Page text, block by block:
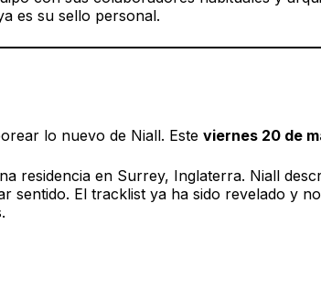
es su sello personal.
lo nuevo de Niall. Este viernes 20 de
residencia en Surrey, Inglaterra. Niall
sentido. El tracklist ya ha sido revelado y